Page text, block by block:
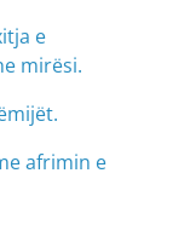
e
mirësi.
afrimin e